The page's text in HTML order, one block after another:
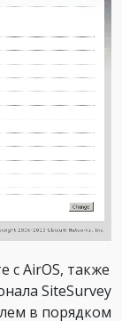
с AirOS, также
SiteSurvey
в порядком